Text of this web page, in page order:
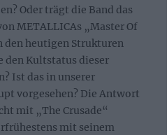
Oder trägt die Band das
METALLICAs „Master Of
den heutigen Strukturen
den Kultstatus dieser
Ist das in unserer
vorgesehen? Die Antwort
mit „The Crusade“
mit seinem